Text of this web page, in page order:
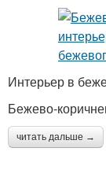
Интерьер в
Бежево-
читать дальше →